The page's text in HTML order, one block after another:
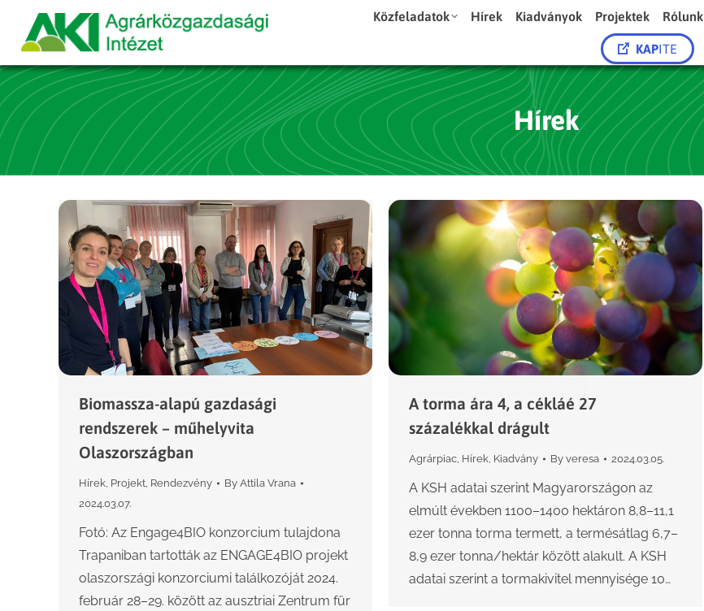
Közfeladatok Hírek Kiadványok Projektek Rólunk
KAPITE
Hírek
Biomassza-alapú gazdasági
rendszerek – műhelyvita
Olaszországban
Hírek, Projekt, Rendezvény By Attila Vrana
2024.03.07.
Fotó: Az Engage4BIO konzorcium tulajdona
Trapaniban tartották az ENGAGE4BIO projekt
olaszországi konzorciumi találkozóját 2024.
február 28–29. között az ausztriai Zentrum für
A torma ára 4, a cékláé 27
százalékkal drágult
Agrárpiac, Hírek, Kiadvány By veresa 2024.03.05.
A KSH adatai szerint Magyarországon az
elmúlt években 1100–1400 hektáron 8,8–11,1
ezer tonna torma termett, a termésátlag 6,7–
8,9 ezer tonna/hektár között alakult. A KSH
adatai szerint a tormakivitel mennyisége 10…